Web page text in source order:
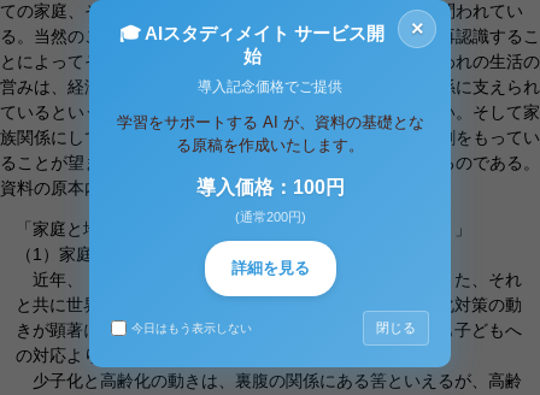
ての家庭、その延長線上に地域ぐるみでの取組みの姿勢が問われてい
る。当然のことといえばそれまでであるが、その重要性を再認識するこ
とによってそれぞれの社会生活の安定がはかられる。われわれの生活の
営みは、経済的機能が優先されていようが、同時に人間関係に支えられ
ているという実感がなければ、安定した生活は不可能に近い。そして家
族関係にしても、地域社会関係にしても、関係の中での役割をもってい
ることが望ましい。その認識こそ、今現在に求められているのである。
資料の原本内容
「家庭と地域社会における保育のあり方について述べよ。」
（1）家庭と地域社会の背景について
近年、「少子化」が重要な問題として叫ばれている。また、それ
と共に世界に類をみない程の速さで高齢化が進み、高齢化対策の動
きが顕著に進展した。まだ充分とはいい難いが、それでも子どもへ
の対応よりはるかに急速で行政施策がなされてきている。
少子化と高齢化の動きは、裏腹の関係にある筈といえるが、高齢
×
🎓 AIスタディメイト サービス開
始
導入記念価格でご提供
学習をサポートする AI が、資料の基礎とな
る原稿を作成いたします。
導入価格：100円
(通常200円)
詳細を見る
今日はもう表示しない 閉じる